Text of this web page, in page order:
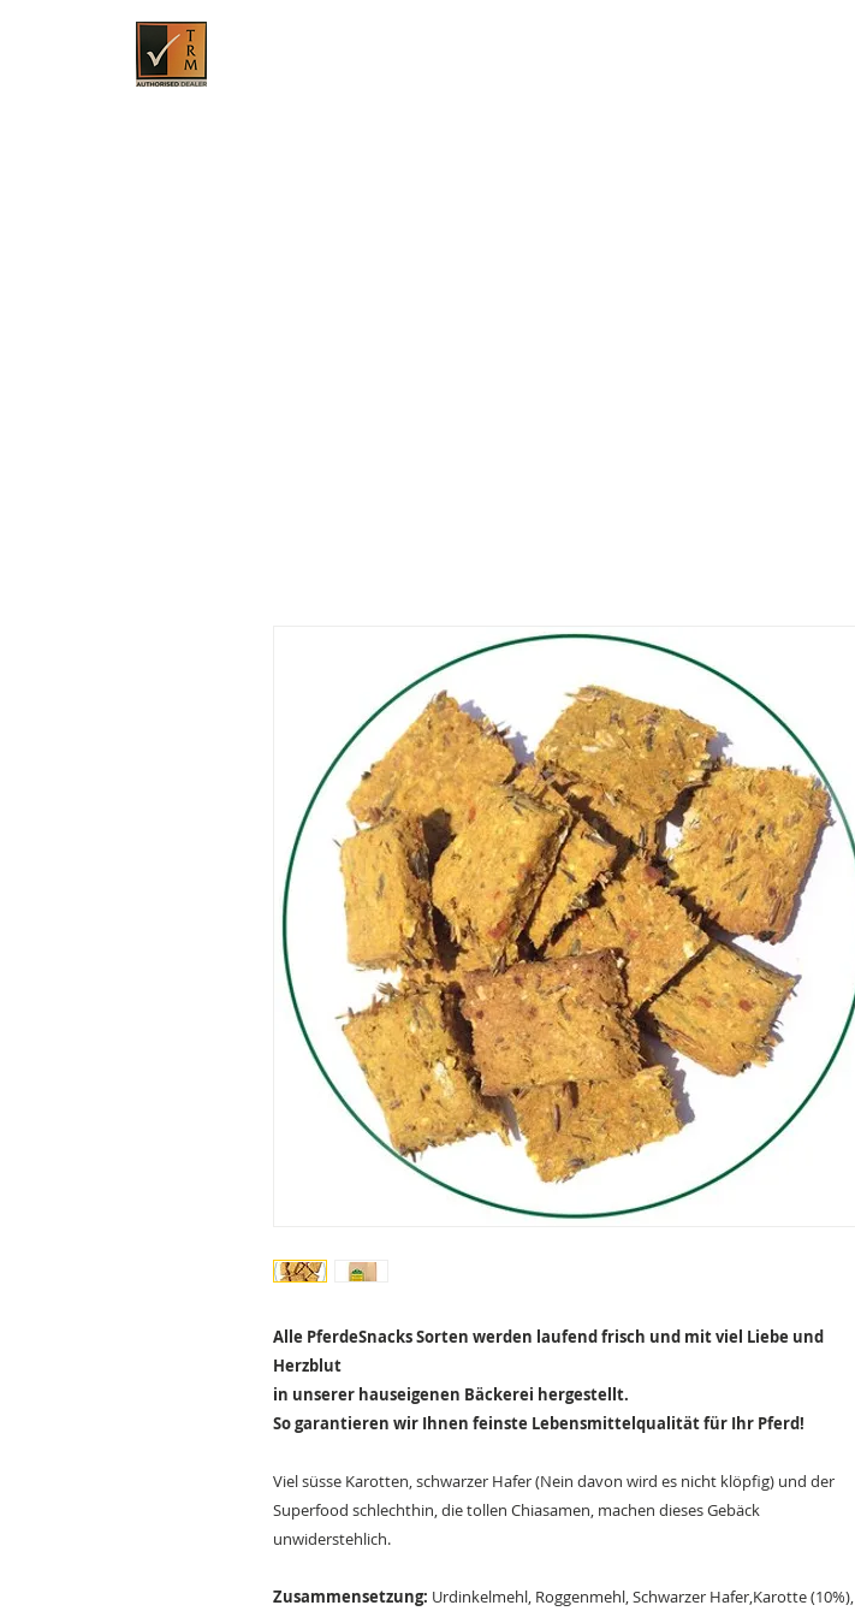
Alle PferdeSnacks Sorten werden laufend frisch und mit viel Liebe und
Herzblut
in unserer hauseigenen Bäckerei hergestellt.
So garantieren wir Ihnen feinste Lebensmittelqualität für Ihr Pferd!
Viel süsse Karotten, schwarzer Hafer (Nein davon wird es nicht klöpfig) und der
Superfood schlechthin, die tollen Chiasamen, machen dieses Gebäck
unwiderstehlich.
Zusammensetzung: Urdinkelmehl, Roggenmehl, Schwarzer Hafer,Karotte (10%),